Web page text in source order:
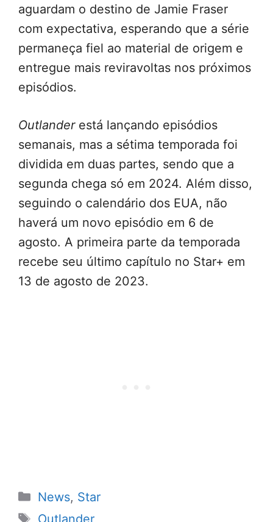
aguardam o destino de Jamie Fraser
com expectativa, esperando que a série
permaneça fiel ao material de origem e
entregue mais reviravoltas nos próximos
episódios.
Outlanderestá lançando episódios
semanais, mas a sétima temporada foi
dividida em duas partes, sendo que a
segunda chega só em 2024. Além disso,
seguindo o calendário dos EUA, não
haverá um novo episódio em 6 de
agosto. A primeira parte da temporada
recebe seu último capítulo no Star+ em
13 de agosto de 2023.
Categorias
News, Star
Tags
Outlander